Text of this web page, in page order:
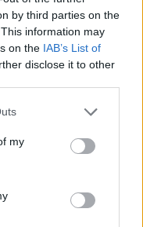
by third parties on the
information may
on the IAB’s List of
disclose it to other
one or more Google
You may click to
third-party tags to
in below Google
my
#14